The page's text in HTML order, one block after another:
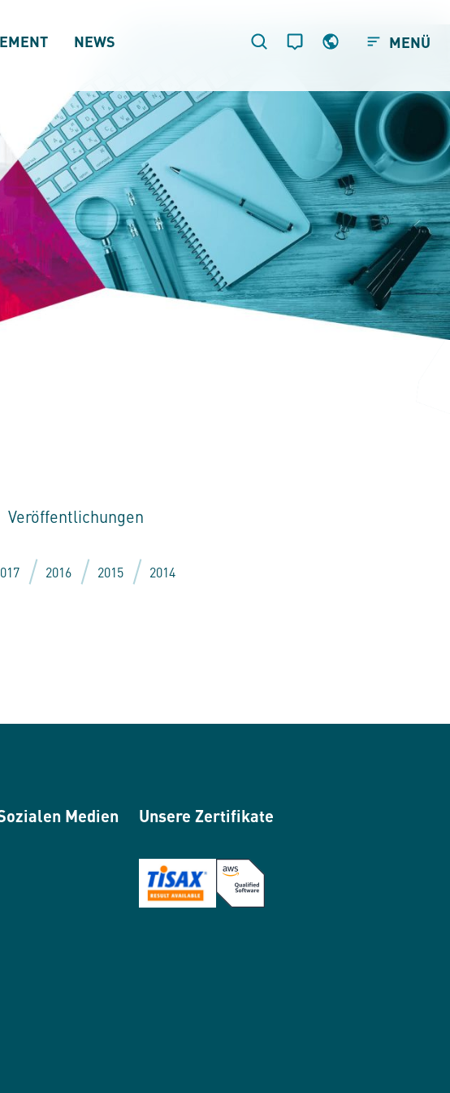
NEWS MENÜ
Veröffentlichungen
2014
2015
2016
Medien Unsere Zertifikate